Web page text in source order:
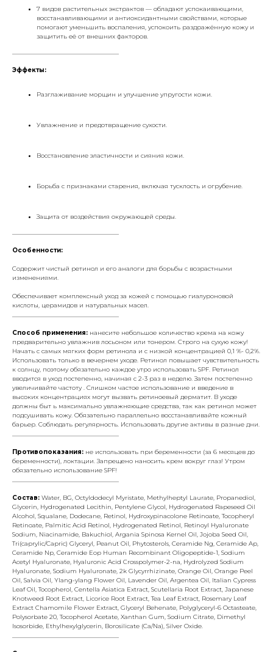
7 видов растительных экстрактов — обладают успокаивающими,
восстанавливающими и антиоксидантными свойствами, которые
помогают уменьшить воспаления, успокоить раздражённую кожу и
защитить её от внешних факторов.
Эффекты:
Разглаживание морщин и улучшение упругости кожи.
Увлажнение и предотвращение сухости.
Восстановление эластичности и сияния кожи.
Борьба с признаками старения, включая тусклость и огрубение.
Защита от воздействия окружающей среды.
Особенности:
Содержит чистый ретинол и его аналоги для борьбы с возрастными
изменениями.
Обеспечивает комплексный уход за кожей с помощью гиалуроновой
кислоты, церамидов и натуральных масел.
Способ применения: нанесите небольшое количество крема на кожу
предварительно увлажнив лосьоном или тонером. Строго на сухую кожу!
Начать с самых мягких форм ретинола и с низкой концентрацией 0,1 %- 0,2%.
Использовать только в вечернем уходе. Ретинол повышает чувствительность
к солнцу, поэтому обязательно каждое утро использовать SPF. Ретинол
вводится в уход постепенно, начиная с 2-3 раз в неделю. Затем постепенно
увеличивайте частоту . Слишком частое использование и введение в
высоких концентрациях могут вызвать ретиноевый дерматит. В уходе
должны быт ь максимально увлажняющие средства, так как ретинол может
подсушивать кожу. Обязательно параллельно восстанавливайте кожный
барьер. Соблюдать регулярность. Использовать другие активы в разные дни.
Противопоказания: не использовать при беременности (за 6 месяцев до
беременности), локтации. Запрещено наносить крем вокруг глаз! Утром
обязательно использование SPF!
Состав: Water, BG, Octyldodecyl Myristate, Methylheptyl Laurate, Propanediol,
Glycerin, Hydrogenated Lecithin, Pentylene Glycol, Hydrogenated Rapeseed Oil
Alcohol, Squalane, Dodecane, Retinol, Hydroxypinacolone Retinoate, Tocopheryl
Retinoate, Palmitic Acid Retinol, Hydrogenated Retinol, Retinoyl Hyaluronate
Sodium, Niacinamide, Bakuchiol, Argania Spinosa Kernel Oil, Jojoba Seed Oil,
Tri(caprylic/Capric) Glyceryl, Peanut Oil, Phytosterols, Ceramide Ng, Ceramide Ap,
Ceramide Np, Ceramide Eop Human Recombinant Oligopeptide-1, Sodium
Acetyl Hyaluronate, Hyaluronic Acid Crosspolymer-2-na, Hydrolyzed Sodium
Hyaluronate, Sodium Hyaluronate, 2k Glycyrrhizinate, Orange Oil, Orange Peel
Oil, Salvia Oil, Ylang-ylang Flower Oil, Lavender Oil, Argentea Oil, Italian Cypress
Leaf Oil, Tocopherol, Centella Asiatica Extract, Scutellaria Root Extract, Japanese
Knotweed Root Extract, Licorice Root Extract, Tea Leaf Extract, Rosemary Leaf
Extract Chamomile Flower Extract, Glyceryl Behenate, Polyglyceryl-6 Octasteate,
Polysorbate 20, Tocopherol Acetate, Xanthan Gum, Sodium Citrate, Dimethyl
Isosorbide, Ethylhexylglycerin, Borosilicate (Ca/Na), Silver Oxide.